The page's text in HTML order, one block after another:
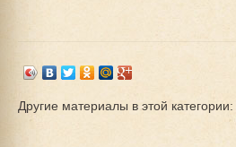
Другие материалы в этой категории: